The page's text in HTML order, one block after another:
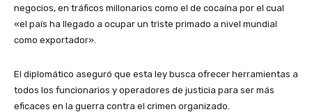
negocios, en tráficos millonarios como el de cocaína por el cual
«el país ha llegado a ocupar un triste primado a nivel mundial
como exportador».
El diplomático aseguró que esta ley busca ofrecer herramientas a
todos los funcionarios y operadores de justicia para ser más
eficaces en la guerra contra el crimen organizado.